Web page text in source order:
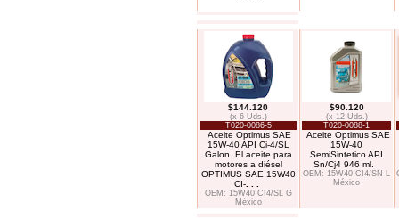
$144.120
(x 6 Uds.)
T020-0086-5
Aceite Optimus SAE
15W-40 API Ci-4/SL
Galon. El aceite para
motores a diésel
OPTIMUS SAE 15W40
CI-
OEM: 15W40 CI4/SL G
México
$90.120
(x 12 Uds.)
T020-0088-1
Aceite Optimus SAE
15W-40
SemiSintetico API
Sn/Cj4 946 ml.
OEM: 15W40 CI4/SN L
México